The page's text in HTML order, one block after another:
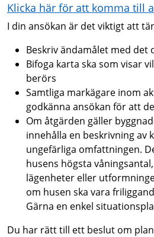
Klicka här för att komma till
I din ansökan är det viktigt att
Beskriv ändamålet med det
Bifoga karta ska som visar
berörs
Samtliga markägare inom
godkänna ansökan för att
Om åtgärden gäller
innehålla en beskrivning av
ungefärliga omfattningen.
husens högsta
lägenheter eller
om husen ska vara
Gärna en enkel
Du har rätt till ett beslut om